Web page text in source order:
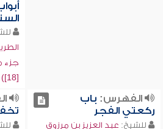
جزء
[18])
الفهرس: باب
ركعتي الفجر
للشيخ: عبد العزيز بن مرزوق